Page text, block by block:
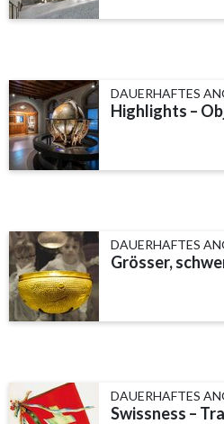
DAUERHAFTES
Highlights –
DAUERHAFTES
DAUERHAFTES